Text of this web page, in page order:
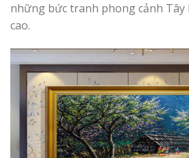
những bức tranh phong cảnh Tây
cao.